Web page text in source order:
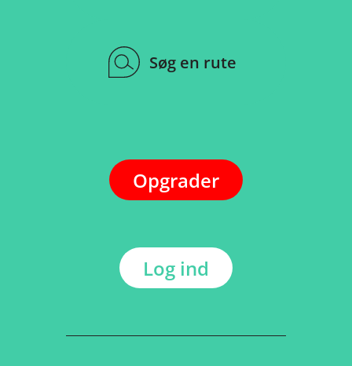
Søg en rute
Opgrader
Log ind